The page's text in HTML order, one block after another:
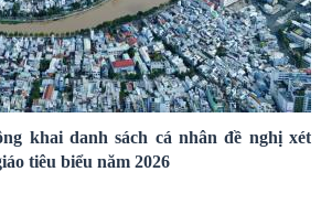
khai danh sách cá nhân đề nghị xét
tiêu biểu năm 2026